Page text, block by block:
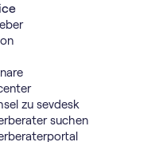
zu sevdesk
suchen